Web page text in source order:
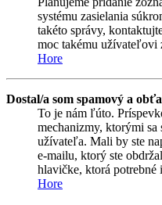
systému zasielania
takéto správy,
moc takému užívateľovi
Hore
Dostal/a som spamový a
To je nám ľúto.
mechanizmy, ktorými
užívateľa. Mali by ste
e-mailu, ktorý ste
hlavičke, ktorá potrebné
Hore